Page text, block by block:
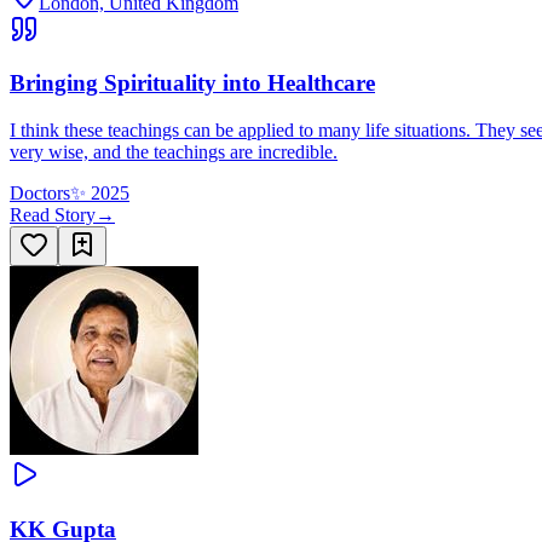
Bringing Spirituality into Healthcare
I think these teachings can be applied to many life situations. They
very wise, and the teachings are incredible.
Doctors✨ 2025
Read Story→
KK Gupta